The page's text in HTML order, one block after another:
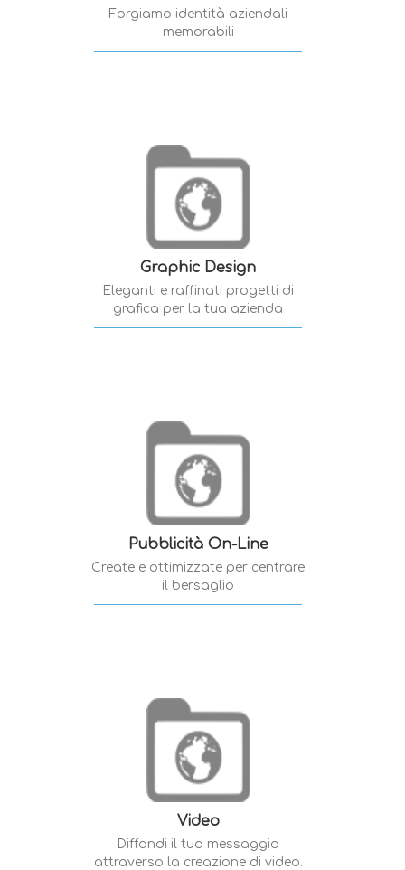
Forgiamo identità aziendali
memorabili
Graphic Design
Eleganti e raffinati progetti di
grafica per la tua azienda
Pubblicità On-Line
Create e ottimizzate per centrare
il bersaglio
Video
Diffondi il tuo messaggio
attraverso la creazione di video.